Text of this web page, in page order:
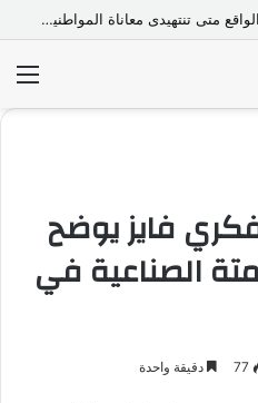
مياه البحر الأحمر بين الوعود والواقع متى تنتهيدى معاناة المواطنين مع الانقطاع المتكرر
فايز يوضح
الصناعية في
77 دقيقة واحدة